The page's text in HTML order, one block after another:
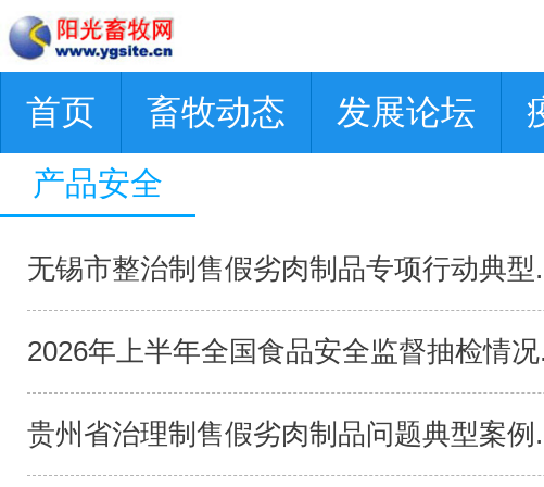
首页 畜牧动态 发展论坛
产品安全
无锡市整治制售假劣肉制品专项行动典型
2026年上半年全国食品安全监督抽检情况
贵州省治理制售假劣肉制品问题典型案例